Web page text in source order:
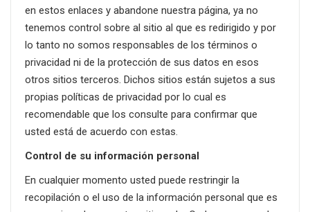
en estos enlaces y abandone nuestra página, ya no
tenemos control sobre al sitio al que es redirigido y por
lo tanto no somos responsables de los términos o
privacidad ni de la protección de sus datos en esos
otros sitios terceros. Dichos sitios están sujetos a sus
propias políticas de privacidad por lo cual es
recomendable que los consulte para confirmar que
usted está de acuerdo con estas.
Control de su información personal
En cualquier momento usted puede restringir la
recopilación o el uso de la información personal que es